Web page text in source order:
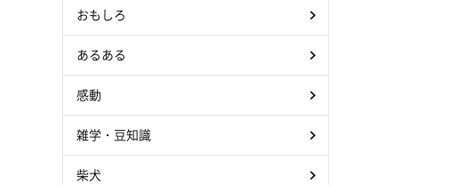
おもしろ
あるある
感動
雑学・豆知識
柴犬